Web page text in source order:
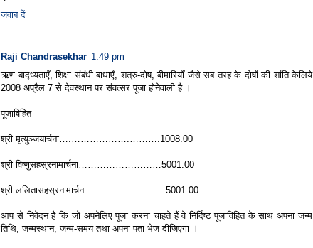
जवाब दें
Raji Chandrasekhar 1:49 pm
ऋण बाद्ध्यताएँ, शिक्षा संबंधी बाधाएँ, शत्रु-दोष, बीमारियाँ जैसे सब तरह के दोषों की शांति केलिये
2008 अप्रैल 7 से देवस्थान पर संवत्सर पूजा होनेवाली है ।
पूजाविहित
श्री मृत्युञ्जयार्चना….……………….……….1008.00
श्री विष्णुसहस्रनामार्चना………………………5001.00
श्री ललितासहस्रनामार्चना………….…….……5001.00
आप से निवेदन है कि जो अपनेलिए पूजा करना चाहते हैं वे निर्दिष्ट पूजाविहित के साथ अपना जन्म
तिथि, जन्मस्थान, जन्म-समय तथा अपना पता भेज दीजिएगा ।